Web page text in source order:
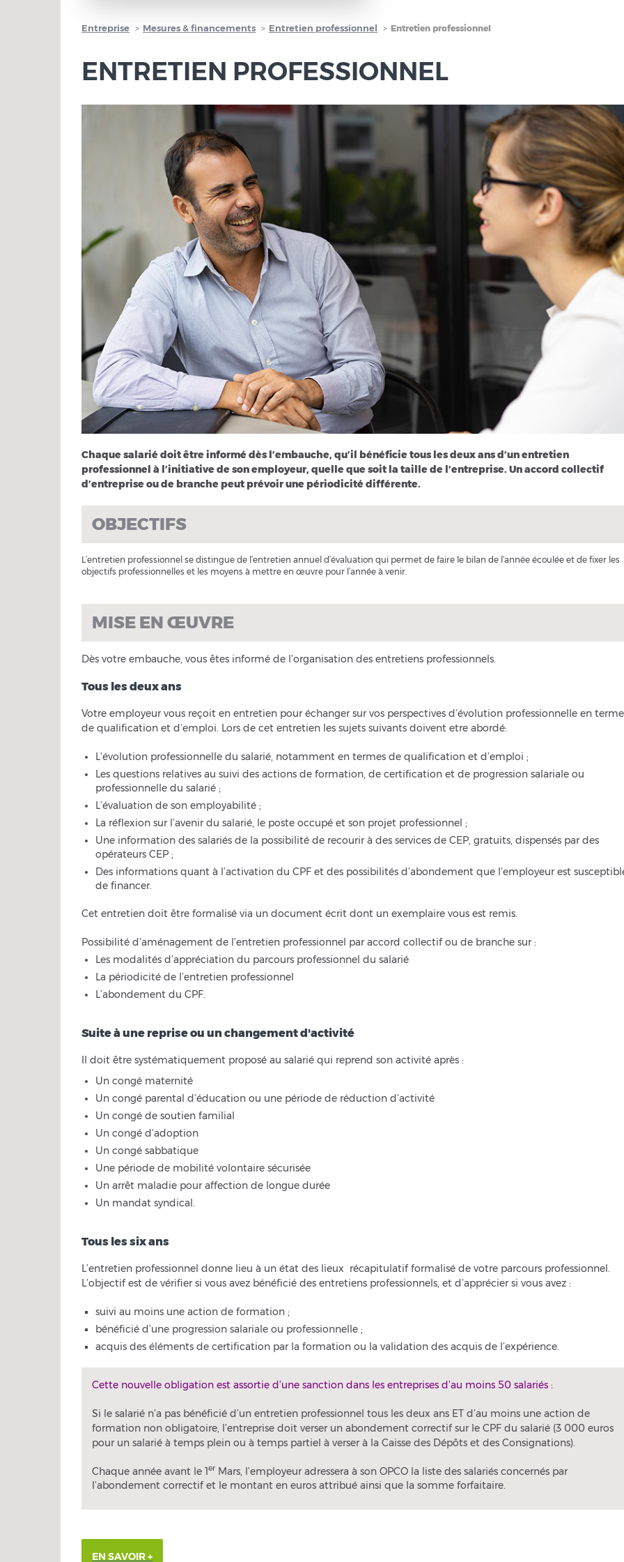
Entreprise Mesures & financements Entretien professionnel Entretien professionnel
ENTRETIEN PROFESSIONNEL
Chaque salarié doit être informé dès l’embauche, qu’il bénéficie tous les deux ans d’un entretien
professionnel à l’initiative de son employeur, quelle que soit la taille de l’entreprise. Un accord collectif
d’entreprise ou de branche peut prévoir une périodicité différente.
OBJECTIFS
L’entretien professionnel se distingue de l’entretien annuel d’évaluation qui permet de faire le bilan de l’année écoulée et de fixer les
objectifs professionnelles et les moyens à mettre en œuvre pour l’année à venir.
MISE EN ŒUVRE
Dès votre embauche, vous êtes informé de l’organisation des entretiens professionnels.
Tous les deux ans
Votre employeur vous reçoit en entretien pour échanger sur vos perspectives d’évolution professionnelle en
de qualification et d’emploi. Lors de cet entretien les sujets suivants doivent etre abordé:
L’évolution professionnelle du salarié, notamment en termes de qualification et d’emploi ;
Les questions relatives au suivi des actions de formation, de certification et de progression salariale ou
professionnelle du salarié ;
L’évaluation de son employabilité ;
La réflexion sur l’avenir du salarié, le poste occupé et son projet professionnel ;
Une information des salariés de la possibilité de recourir à des services de CEP, gratuits, dispensés par des
opérateurs CEP ;
Des informations quant à l’activation du CPF et des possibilités d’abondement que l’employeur est
de financer.
Cet entretien doit être formalisé via un document écrit dont un exemplaire vous est remis.
Possibilité d’aménagement de l’entretien professionnel par accord collectif ou de branche sur :
Les modalités d’appréciation du parcours professionnel du salarié
La périodicité de l’entretien professionnel
L’abondement du CPF.
Suite à une reprise ou un changement d'activité
Il doit être systématiquement proposé au salarié qui reprend son activité après :
Un congé maternité
Un congé parental d’éducation ou une période de réduction d’activité
Un congé de soutien familial
Un congé d’adoption
Un congé sabbatique
Une période de mobilité volontaire sécurisée
Un arrêt maladie pour affection de longue durée
Un mandat syndical.
Tous les six ans
L’entretien professionnel donne lieu à un état des lieux récapitulatif formalisé de votre parcours professionnel.
L’objectif est de vérifier si vous avez bénéficié des entretiens professionnels, et d’apprécier si vous avez :
suivi au moins une action de formation ;
bénéficié d’une progression salariale ou professionnelle ;
acquis des éléments de certification par la formation ou la validation des acquis de l’expérience.
Cette nouvelle obligation est assortie d’une sanction dans les entreprises d’au moins 50 salariés :
Si le salarié n’a pas bénéficié d’un entretien professionnel tous les deux ans ET d’au moins une action de
formation non obligatoire, l’entreprise doit verser un abondement correctif sur le CPF du salarié (3 000 euros
pour un salarié à temps plein ou à temps partiel à verser à la Caisse des Dépôts et des Consignations).
Chaque année avant le 1er Mars, l’employeur adressera à son OPCO la liste des salariés concernés par
l’abondement correctif et le montant en euros attribué ainsi que la somme forfaitaire.
EN SAVOIR +